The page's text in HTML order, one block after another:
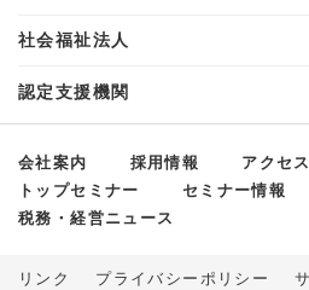
社会福祉法人
認定支援機関
会社案内 採用情報 アクセス
トップセミナー
セミナー情報
税務・経営ニュース
リンク プライバシーポリシー